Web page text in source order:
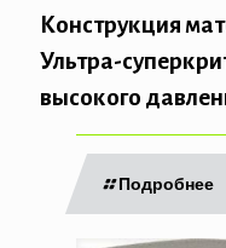
Конструкция
Ультра-
высокого
Подробнее